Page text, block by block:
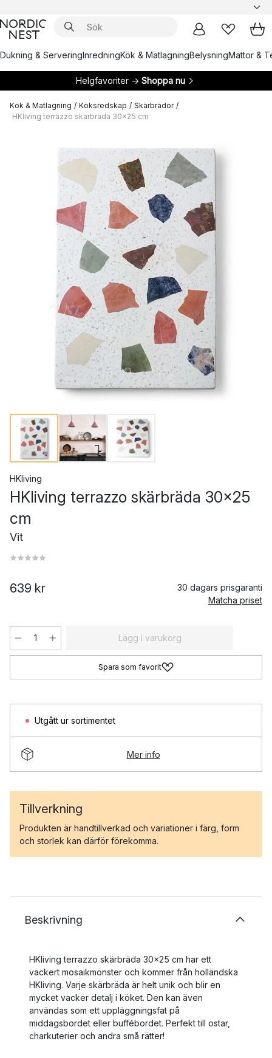
Dukning & ServeringInredningKök & MatlagningBelysningMattor &
Helgfavoriter → Shoppa nu
Kök & Matlagning / Köksredskap / Skärbrädor /
HKliving terrazzo skärbräda 30x25 cm
HKliving
HKliving terrazzo skärbräda 30x25
cm
Vit
639 kr
30 dagars prisgaranti
Matcha priset
Lägg i varukorg
Spara som favorit
Utgått ur sortimentet
Mer info
Tillverkning
Produkten är handtillverkad och variationer i färg, form
och storlek kan därför förekomma.
Beskrivning
HKliving terrazzo skärbräda 30x25 cm har ett
vackert mosaikmönster och kommer från holländska
HKliving. Varje skärbräda är helt unik och blir en
mycket vacker detalj i köket. Den kan även
användas som ett uppläggningsfat på
middagsbordet eller buffébordet. Perfekt till ostar,
charkuterier och andra små rätter!